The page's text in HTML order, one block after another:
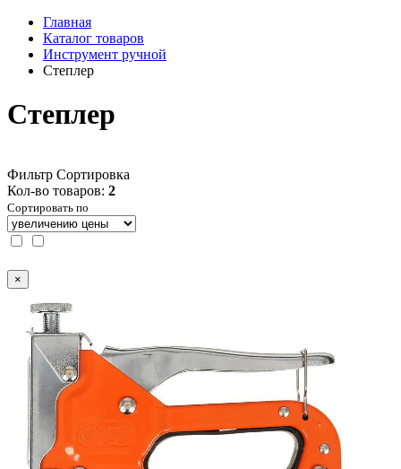
Главная
Каталог товаров
Инструмент ручной
Степлер
Степлер
Фильтр Сортировка
Кол-во товаров: 2
Сортировать по
×